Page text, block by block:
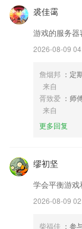
裘佳霭
游戏的服务
2026-08-09
詹烟邦 ：定
来自
胥致爱 ：师
来自
更多回复
缪初坚
学会平衡游
2026-08-09
柴福佳 ：参